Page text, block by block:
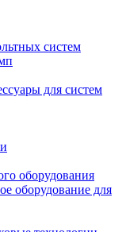
систем
для систем
оборудования
оборудование для